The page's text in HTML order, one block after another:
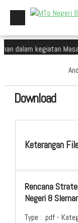
Beranda
Profil Madrasah
Akademik
Perpustakaan
Zona Integritas
PPID
kegiatan Masa
Download
Keterangan
Rencana
Negeri 8
Type : .pdf-